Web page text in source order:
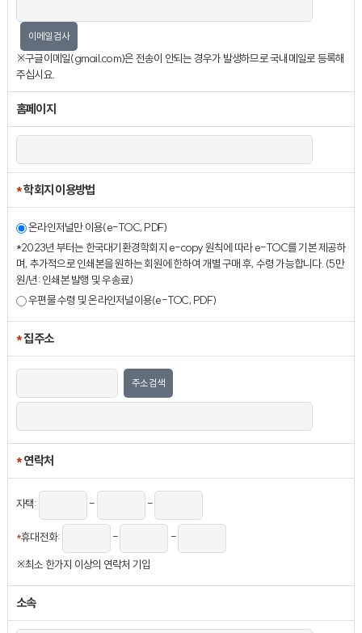
이메일검사
※구글이메일(gmail.com)은 전송이 안되는 경우가 발생하므로 국내메일로 등록해
주십시요.
홈페이지
*학회지 이용방법
온라인저널만 이용(e-TOC, PDF)
*2023년 부터는 한국대기환경학회지 e-copy 원칙에 따라 e-TOC를 기본 제공하
며, 추가적으로 인쇄본을 원하는 회원에 한하여 개별 구매 후, 수령 가능합니다. (5만
원/년: 인쇄본 발행 및 우송료)
우편물 수령 및 온라인저널이용(e-TOC, PDF)
*집주소
주소검색
*연락처
자택: - -
*휴대전화: -
-
※최소 한가지 이상의 연락처 기입
소속